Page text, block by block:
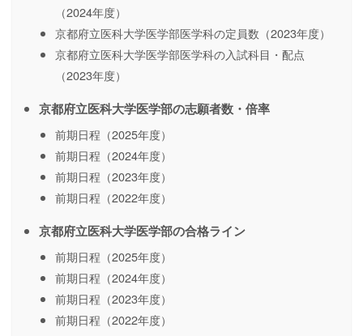
（2024年度）
京都府立医科大学医学部医学科の定員数（2023年度）
京都府立医科大学医学部医学科の入試科目・配点
（2023年度）
京都府立医科大学医学部の志願者数・倍率
前期日程（2025年度）
前期日程（2024年度）
前期日程（2023年度）
前期日程（2022年度）
京都府立医科大学医学部の合格ライン
前期日程（2025年度）
前期日程（2024年度）
前期日程（2023年度）
前期日程（2022年度）